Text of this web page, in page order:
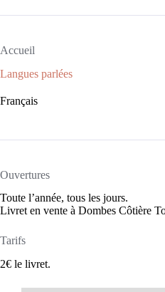
Accueil
Langues parlées
Français
Ouvertures
Toute l’année, tous les jours.
Livret en vente à Dombes Côtière
Tarifs
2€ le livret.